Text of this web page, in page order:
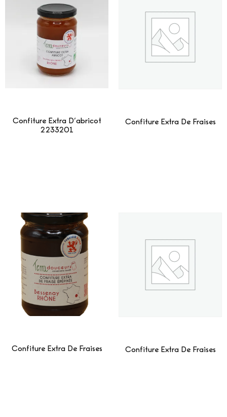
Confiture Extra D’abricot
2233201
Confiture Extra De Fraises
Confiture Extra De Fraises Confiture Extra De Fraises